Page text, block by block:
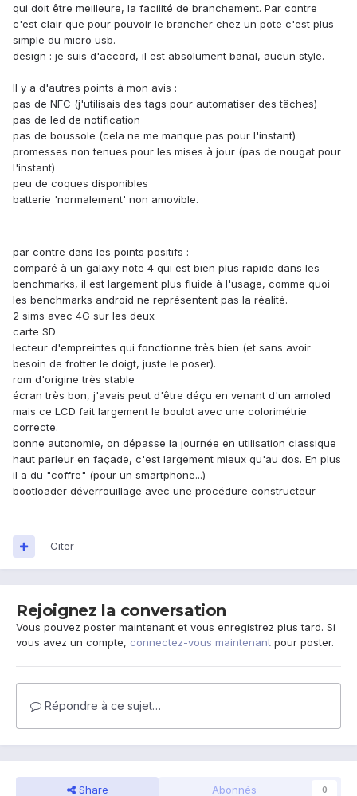
qui doit être meilleure, la facilité de branchement. Par contre
c'est clair que pour pouvoir le brancher chez un pote c'est plus
simple du micro usb.
design : je suis d'accord, il est absolument banal, aucun style.
Il y a d'autres points à mon avis :
pas de NFC (j'utilisais des tags pour automatiser des tâches)
pas de led de notification
pas de boussole (cela ne me manque pas pour l'instant)
promesses non tenues pour les mises à jour (pas de nougat pour
l'instant)
peu de coques disponibles
batterie 'normalement' non amovible.
par contre dans les points positifs :
comparé à un galaxy note 4 qui est bien plus rapide dans les
benchmarks, il est largement plus fluide à l'usage, comme quoi
les benchmarks android ne représentent pas la réalité.
2 sims avec 4G sur les deux
carte SD
lecteur d'empreintes qui fonctionne très bien (et sans avoir
besoin de frotter le doigt, juste le poser).
rom d'origine très stable
écran très bon, j'avais peut d'être déçu en venant d'un amoled
mais ce LCD fait largement le boulot avec une colorimétrie
correcte.
bonne autonomie, on dépasse la journée en utilisation classique
haut parleur en façade, c'est largement mieux qu'au dos. En plus
il a du "coffre" (pour un smartphone...)
bootloader déverrouillage avec une procédure constructeur
Citer
Rejoignez la conversation
Vous pouvez poster maintenant et vous enregistrez plus tard. Si
vous avez un compte, connectez-vous maintenant pour poster.
Répondre à ce sujet…
Share Abonnés 0